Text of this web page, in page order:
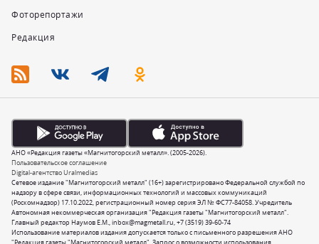
Фоторепортажи
Редакция
Сетевое издание "Магнитогорский металл" (16+) зарегистрировано Федеральной службой по
надзору в сфере связи, информационных технологий и массовых коммуникаций
(Роскомнадзор) 17.10.2022, регистрационный номер серия ЭЛ № ФС77-84058. Учредитель
Автономная некоммерческая организация "Редакция газеты "Магнитогорский металл".
Главный редактор Наумов Е.М.,inbox@magmetall.ru,+7 (3519) 39-60-74
Использование материалов издания допускается только с письменного разрешения АНО
Пользовательское соглашение
Digital-агентство Uralmedias
АНО «Редакция газеты «Магнитогорский металл». (2005-2026).